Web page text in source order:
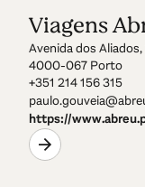
Viagens
Avenida dos
4000-067 Porto
+351 214 156 315
https://